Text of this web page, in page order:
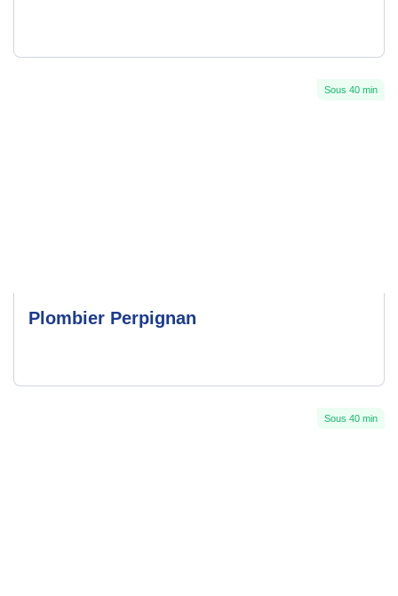
Sous 40 min
Plombier Perpignan
Sous 40 min